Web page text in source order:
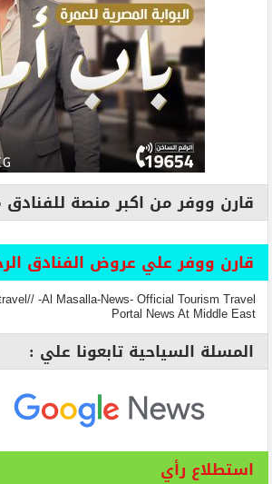
قارن ووفر من اكبر منصة
قارن ووفر علي عروض الفنادق
-Al Masalla-News- Official Tourism Travel
Portal News At Middle East
المسلة السياحية تابعونا علي :
استطلاع رأي